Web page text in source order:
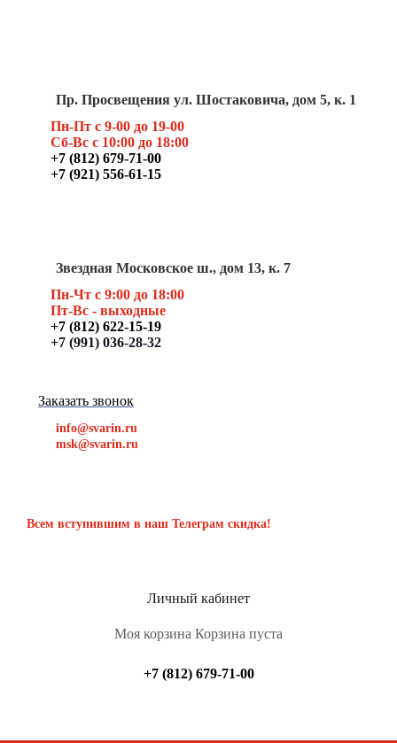
Пр. Просвещения ул. Шостаковича, дом 5, к. 1
Пн-Пт с 9-00 до 19-00
Сб-Вс с 10:00 до 18:00
+7 (812) 679-71-00
+7 (921) 556-61-15
Звездная Московское ш., дом 13, к. 7
Пн-Чт с 9:00 до 18:00
Пт-Вс - выходные
+7 (812) 622-15-19
+7 (991) 036-28-32
Заказать звонок
info@svarin.ru
msk@svarin.ru
Всем вступившим в наш Телеграм скидка!
Личный кабинет
Моя корзина Корзина пуста
+7 (812) 679-71-00